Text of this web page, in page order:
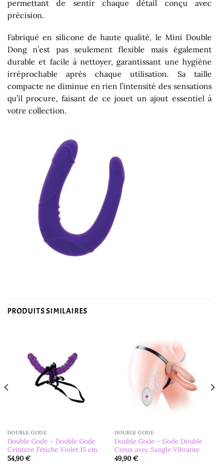
permettant de sentir chaque détail conçu avec
précision.
Fabriqué en silicone de haute qualité, le Mini Double
Dong n’est pas seulement flexible mais également
durable et facile à nettoyer, garantissant une hygiène
irréprochable après chaque utilisation. Sa taille
compacte ne diminue en rien l’intensité des sensations
qu’il procure, faisant de ce jouet un ajout essentiel à
votre collection.
PRODUITS SIMILAIRES
DOUBLE GODE
Double Gode – Double Gode
Ceinture Fétiche Violet 15 cm
54,90€
DOUBLE GODE
Double Gode – Gode Double
Creux avec Sangle Vibrante
49,90€